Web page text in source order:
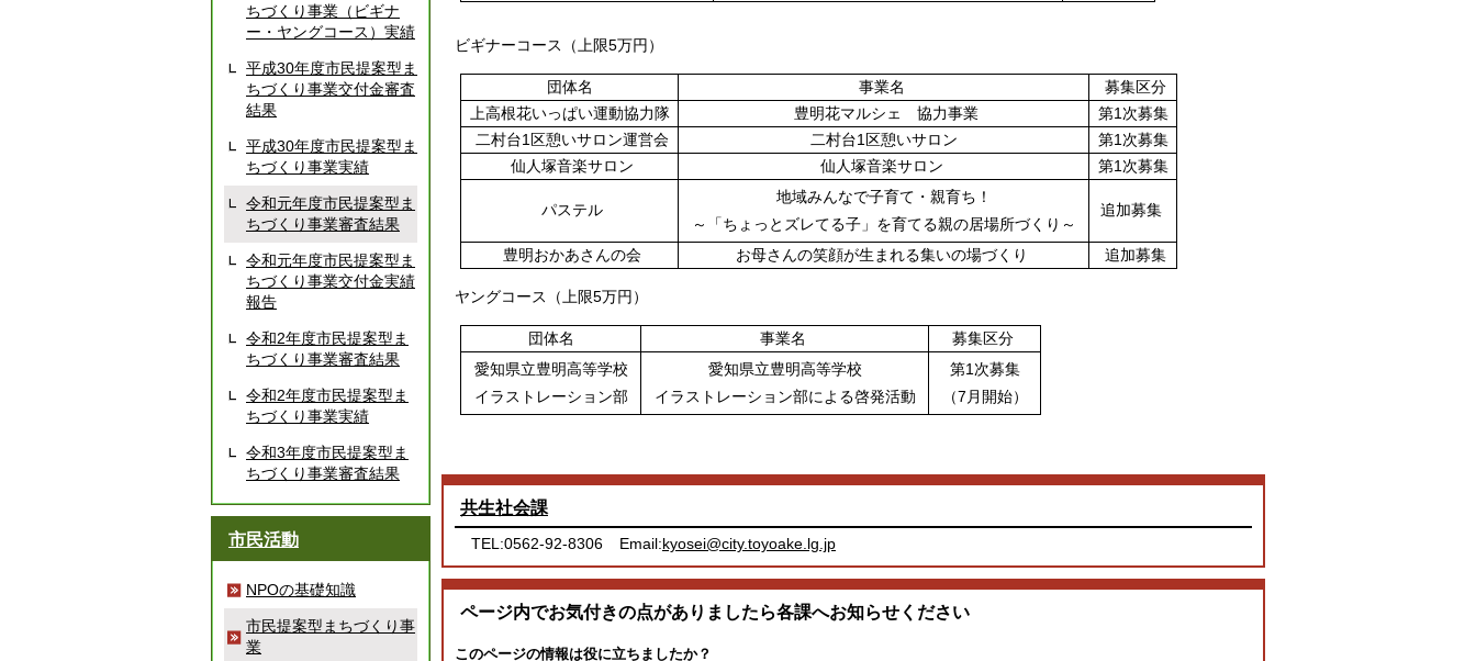
ちづくり事業（ビギナ
ー・ヤングコース）実績
平成30年度市民提案型ま
ちづくり事業交付金審査
結果
平成30年度市民提案型ま
ちづくり事業実績
令和元年度市民提案型ま
ちづくり事業審査結果
令和元年度市民提案型ま
ちづくり事業交付金実績
報告
令和2年度市民提案型ま
ちづくり事業審査結果
令和2年度市民提案型ま
ちづくり事業実績
令和3年度市民提案型ま
ちづくり事業審査結果
市民活動
NPOの基礎知識
市民提案型まちづくり事
業
ビギナーコース（上限5万円）
団体名 事業名
募集区分
上高根花いっぱい運動協力隊
豊明花マルシェ 協力事業
第1次募集
二村台1区憩いサロン運営会
二村台1区憩いサロン
第1次募集
仙人塚音楽サロン
仙人塚音楽サロン 第1次募集
パステル
地域みんなで子育て・親育ち！
～「ちょっとズレてる子」を育てる親の居場所づくり～
追加募集
豊明おかあさんの会 お母さんの笑顔が生まれる集いの場づくり 追加募集
ヤングコース（上限5万円）
団体名 事業名
募集区分
愛知県立豊明高等学校
イラストレーション部
愛知県立豊明高等学校
イラストレーション部による啓発活動
第1次募集
（7月開始）
共生社会課
TEL:0562-92-8306 Email:kyosei@city.toyoake.lg.jp
ページ内でお気付きの点がありましたら各課へお知らせください
このページの情報は役に立ちましたか？